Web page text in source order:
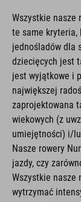
Wszystkie nasze
te same kryteria,
jednośladów dla
dziecięcych jest
jest wyjątkowe i
największej
zaprojektowana
wiekowych (z
umiejętności) i/
Nasze rowery
jazdy, czy
Wszystkie nasze
wytrzymać